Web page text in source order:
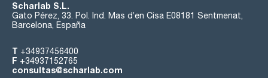
Scharlab S.L.
Gato Pérez, 33. Pol. Ind. Mas d’en Cisa E08181 Sentmenat,
Barcelona, España
T +34937456400
F +34937152765
consultas@scharlab.com